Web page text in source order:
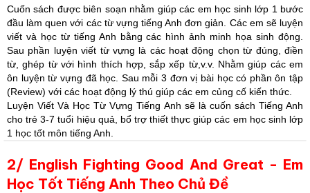
Cuốn sách được biên soạn nhằm giúp các em học sinh lớp 1 bước
đầu làm quen với các từ vựng tiếng Anh đơn giản. Các em sẽ luyện
viết và học từ tiếng Anh bằng các hình ảnh minh họa sinh động.
Sau phần luyện viết từ vựng là các hoạt động chọn từ đúng, điền
từ, ghép từ với hình thích hợp, sắp xếp từ,v.v. Nhằm giúp các em
ôn luyện từ vựng đã học. Sau mỗi 3 đơn vị bài học có phần ôn tập
(Review) với các hoạt động lý thú giúp các em củng cố kiến thức.
Luyện Viết Và Học Từ Vựng Tiếng Anh sẽ là cuốn sách Tiếng Anh
cho trẻ 3-7 tuổi hiệu quả, bổ trợ thiết thực giúp các em học sinh lớp
1 học tốt môn tiếng Anh.
2/ English Fighting Good And Great - Em
Học Tốt Tiếng Anh Theo Chủ Đề